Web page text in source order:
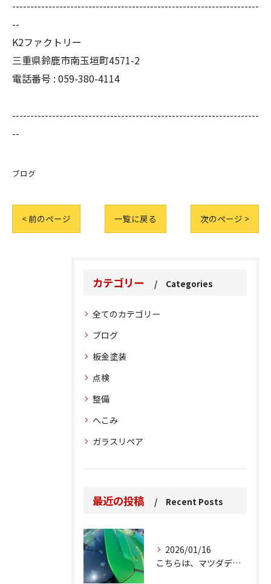
--------------------------------------------------------------------
--
K2ファクトリー
三重県鈴鹿市南玉垣町4571-2
電話番号 : 059-380-4114
--------------------------------------------------------------------
--
ブログ
< 前のページ 一覧に戻る 次のページ >
カテゴリー Categories
全てのカテゴリー
ブログ
板金塗装
点検
整備
へこみ
ガラスリペア
最近の投稿 Recent Posts
2026/01/16
こちらは、マツダデミオのゲートのルーフスポイラーで、経年劣化...